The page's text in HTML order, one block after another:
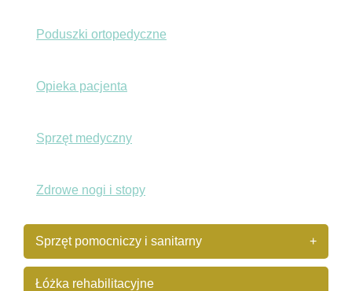
Poduszki ortopedyczne
Opieka pacjenta
Sprzęt medyczny
Zdrowe nogi i stopy
Sprzęt pomocniczy i sanitarny +
Łóżka rehabilitacyjne